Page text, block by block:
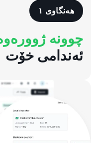
هەنگاوی ١
چوونە
ئەندامی خۆت